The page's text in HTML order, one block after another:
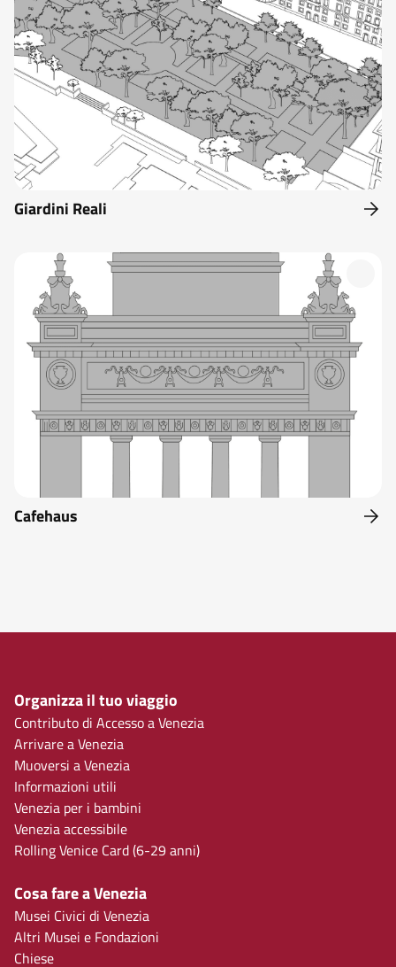
Giardini Reali
Cafehaus
Organizza il tuo viaggio
Contributo di Accesso a Venezia
Arrivare a Venezia
Muoversi a Venezia
Informazioni utili
Venezia per i bambini
Venezia accessibile
Rolling Venice Card (6-29 anni)
Cosa fare a Venezia
Musei Civici di Venezia
Altri Musei e Fondazioni
Chiese